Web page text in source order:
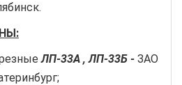
ЛП-33А , ЛП-33Б - ЗАО